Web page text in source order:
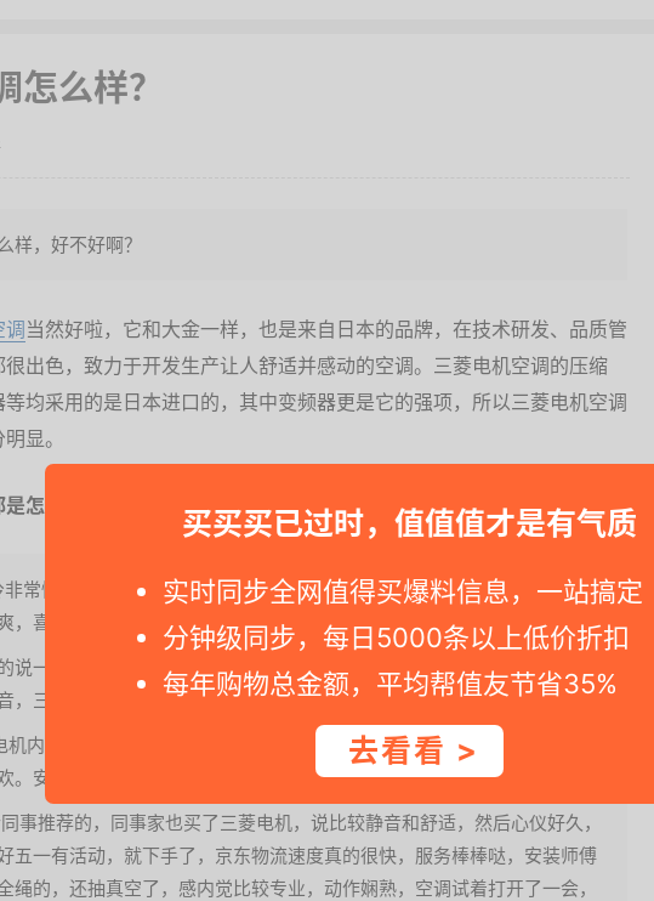
买买买已过时，值值值才是有气质
实时同步全网值得买爆料信息，一站搞定
分钟级同步，每日5000条以上低价折扣
每年购物总金额，平均帮值友节省35%
去看看 >
怎么样？
样，好不好啊？
调当然好啦，它和大金一样，也是来自日本的品牌，在技术研发、品质管
出色，致力于开发生产让人舒适并感动的空调。三菱电机空调的压缩
均采用的是日本进口的，其中变频器更是它的强项，所以三菱电机空调
显。
是怎么评价三菱电机空调的：
常快，一旦冷了，不容易热起来，关了空调后还可以冷个20几分钟。声音
，喜欢
说一个字好，用过的都知道，里外静音，外机国产空调噪音控制很难达
，三菱电机空调品质控制极佳，产品潜能巨大，1.5匹30平米的客厅能用
内外机用料做工都非常扎实，口碑没话说。内机外观设计见仁见智，符合
。安装是三菱电机专门的人员，不是外包的。安装工态度好，技术专业。
事推荐的，同事家也买了三菱电机，说比较静音和舒适，然后心仪好久，
五一有活动，就下手了，京东物流速度真的很快，服务棒棒哒，安装师傅
绳的，还抽真空了，感内觉比较专业，动作娴熟，空调试着打开了一会，